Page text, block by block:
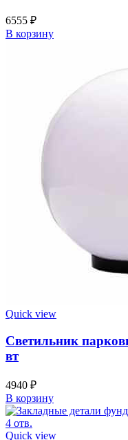
6555 ₽
В корзину
Quick view
Светильник
вт
4940 ₽
В корзину
Quick view